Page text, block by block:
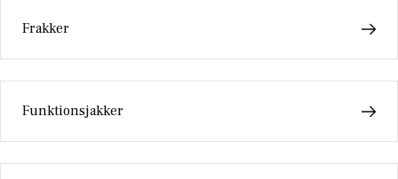
Frakker
Funktionsjakker